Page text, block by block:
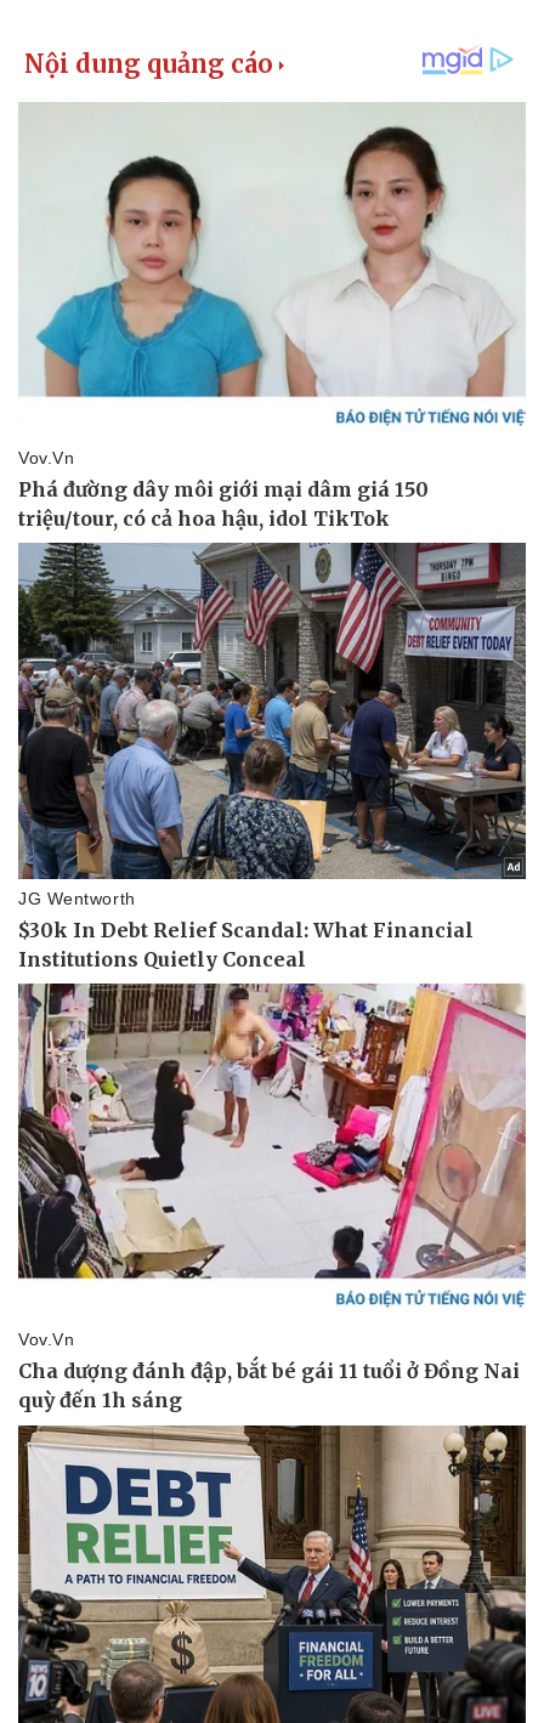
Thể thao
Bóng đá
Lịch thi đấu bóng đá
Thế giới thể thao
eSports
Hậu trường
Ô tô - Xe máy
Ô tô
Xe máy